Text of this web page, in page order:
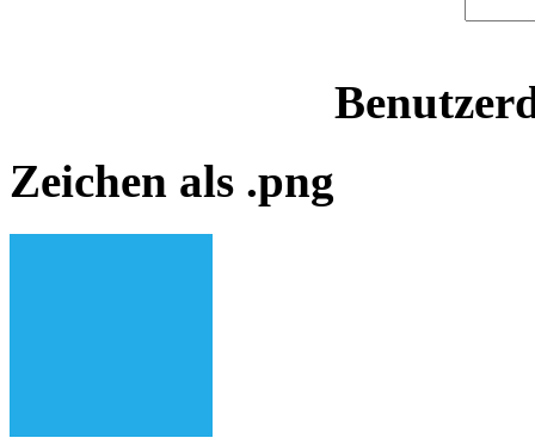
Zeichen als .png